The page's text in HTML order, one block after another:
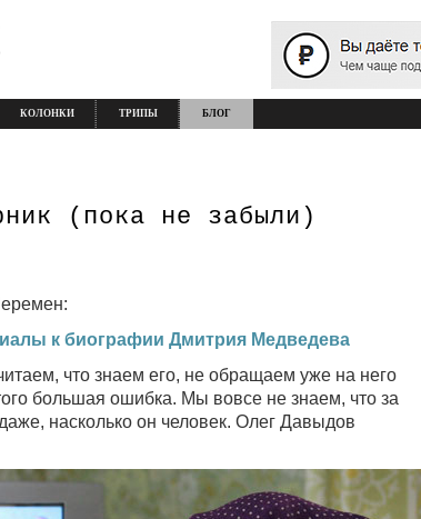
КОЛОНКИ ТРИПЫ БЛОГ
(пока не забыли)
к биографии Дмитрия Медведева
что знаем его, не обращаем уже на него
большая ошибка. Мы вовсе не знаем, что за
насколько он человек. Олег Давыдов